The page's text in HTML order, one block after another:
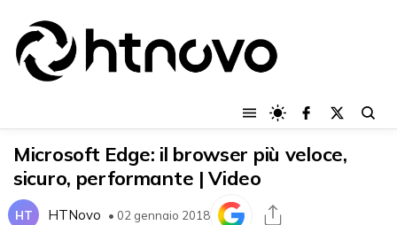
Microsoft Edge: il browser più veloce,
sicuro, performante | Video
HT HTNovo • 02 gennaio 2018